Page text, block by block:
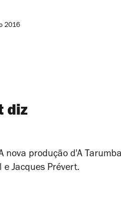
2016
diz
nova produção d'A
e Jacques Prévert.